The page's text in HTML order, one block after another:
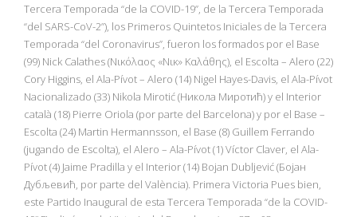
Tercera Temporada “de la COVID-19”, de la Tercera Temporada
“del SARS-CoV-2”), los Primeros Quintetos Iniciales de la Tercera
Temporada “del Coronavirus”, fueron los formados por el Base
(99) Nick Calathes (Νικόλαος «Νικ» Καλάθης), el Escolta – Alero (22)
Cory Higgins, el Ala-Pívot – Alero (14) Nigel Hayes-Davis, el Ala-Pívot
Nacionalizado (33) Nikola Mirotić (Никола Миротић) y el Interior
català (18) Pierre Oriola (por parte del Barcelona) y por el Base –
Escolta (24) Martin Hermannsson, el Base (8) Guillem Ferrando
(jugando de Escolta), el Alero – Ala-Pívot (1) Víctor Claver, el Ala-
Pívot (4) Jaime Pradilla y el Interior (14) Bojan Dubljević (Бојан
Дубљевић, por parte del València). Primera Victoria Pues bien,
este Partido Inaugural de esta Tercera Temporada “de la COVID-